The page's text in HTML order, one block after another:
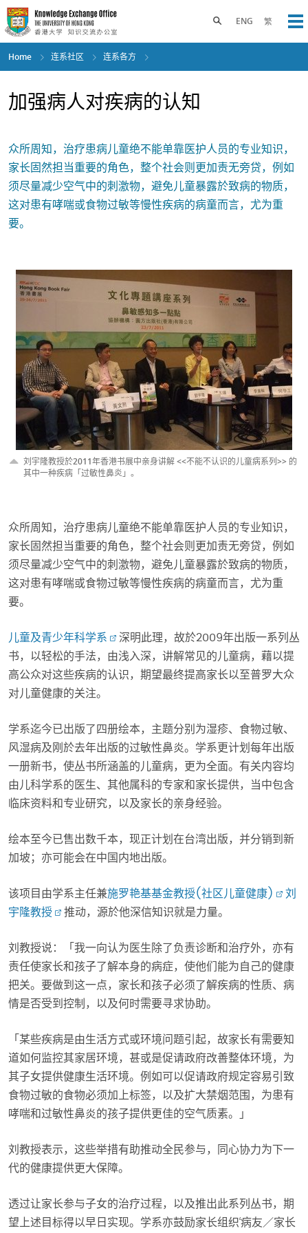
Skip
to
main
content
ENG 繁
Toggle search panel
Home 连系社区 连系各方
加强病人对疾病的认知
众所周知，治疗患病儿童绝不能单靠医护人员的专业知识，
家长固然担当重要的角色，整个社会则更加责无旁贷，例如
须尽量减少空气中的刺激物，避免儿童暴露於致病的物质，
这对患有哮喘或食物过敏等慢性疾病的病童而言，尤为重
要。
刘宇隆教授於2011年香港书展中亲身讲解 <<不能不认识的儿童病系列>> 的
其中一种疾病「过敏性鼻炎」。
众所周知，治疗患病儿童绝不能单靠医护人员的专业知识，
家长固然担当重要的角色，整个社会则更加责无旁贷，例如
须尽量减少空气中的刺激物，避免儿童暴露於致病的物质，
这对患有哮喘或食物过敏等慢性疾病的病童而言，尤为重
要。
儿童及青少年科学系
深明此理，故於2009年出版一系列丛
书，以轻松的手法，由浅入深，讲解常见的儿童病，藉以提
高公众对这些疾病的认识，期望最终提高家长以至普罗大众
对儿童健康的关注。
学系迄今已出版了四册绘本，主题分别为湿疹、食物过敏、
风湿病及刚於去年出版的过敏性鼻炎。学系更计划每年出版
一册新书，使丛书所涵盖的儿童病，更为全面。有关内容均
由儿科学系的医生、其他属科的专家和家长提供，当中包含
临床资料和专业研究，以及家长的亲身经验。
绘本至今已售出数千本，现正计划在台湾出版，并分销到新
加坡；亦可能会在中国内地出版。
该项目由学系主任兼施罗艳基基金教授(社区儿童健康)
刘
宇隆教授
推动，源於他深信知识就是力量。
刘教授说：「我一向认为医生除了负责诊断和治疗外，亦有
责任使家长和孩子了解本身的病症，使他们能为自己的健康
把关。要做到这一点，家长和孩子必须了解疾病的性质、病
情是否受到控制，以及何时需要寻求协助。
「某些疾病是由生活方式或环境问题引起，故家长有需要知
道如何监控其家居环境，甚或是促请政府改善整体环境，为
其子女提供健康生活环境。例如可以促请政府规定容易引致
食物过敏的食物必须加上标签，以及扩大禁烟范围，为患有
哮喘和过敏性鼻炎的孩子提供更佳的空气质素。」
刘教授表示，这些举措有助推动全民参与，同心协力为下一
代的健康提供更大保障。
透过让家长参与子女的治疗过程，以及推出此系列丛书，期
望上述目标得以早日实现。学系亦鼓励家长组织‘病友／家长